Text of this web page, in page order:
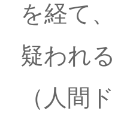
を経て
疑われ
（人間